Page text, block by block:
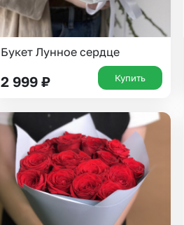
Москва и МО
Нижний Новгород
Казань
Челябинск
Новосибирск
Волгоград
Букет Лунное сердце
2 999 ₽ Купить